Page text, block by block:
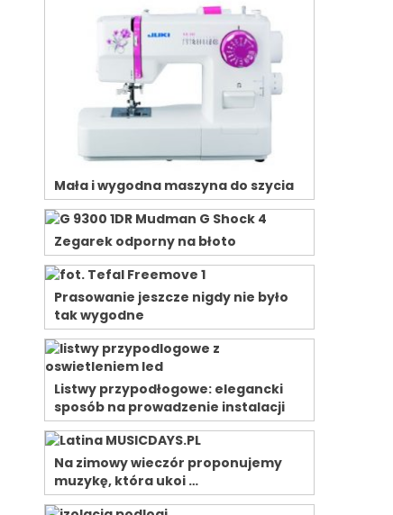
Mała i wygodna maszyna do szycia
Zegarek odporny na błoto
Prasowanie jeszcze nigdy nie było
tak wygodne
Listwy przypodłogowe: elegancki
sposób na prowadzenie instalacji
Na zimowy wieczór proponujemy
muzykę, która ukoi …